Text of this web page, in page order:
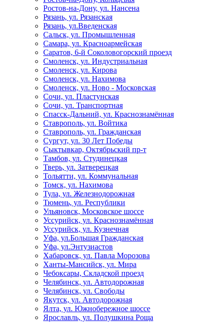
Ростов-на-Дону, ул. Нансена
Рязань, ул. Рязанская
Рязань, ул.Введенская
Сальск, ул. Промышленная
Самара, ул. Красноармейская
Саратов, 6-й Соколовогорский проезд
Смоленск, ул. Индустриальная
Смоленск, ул. Кирова
Смоленск, ул. Нахимова
Смоленск, ул. Ново - Московская
Сочи, ул. Пластунская
Сочи, ул. Транспортная
Спасск-Дальний, ул. Краснознамённая
Ставрополь, ул. Войтика
Ставрополь, ул. Гражданская
Сургут, ул. 30 Лет Победы
Сыктывкар, Октябрьский пр-т
Тамбов, ул. Студинецкая
Тверь, ул. Затверецкая
Тольятти, ул. Коммунальная
Томск, ул. Нахимова
Тула, ул. Железнодорожная
Тюмень, ул. Республики
Ульяновск, Московское шоссе
Уссурийск, ул. Краснознамённая
Уссурийск, ул. Кузнечная
Уфа, ул.Большая Гражданская
Уфа, ул.Энтузиастов
Хабаровск, ул. Павла Морозова
Ханты-Мансийск, ул. Мира
Чебоксары, Складской проезд
Челябинск, ул. Автодорожная
Челябинск, ул. Свободы
Якутск, ул. Автодорожная
Ялта, ул. Южнобережное шоссе
Ярославль, ул. Полушкина Роща